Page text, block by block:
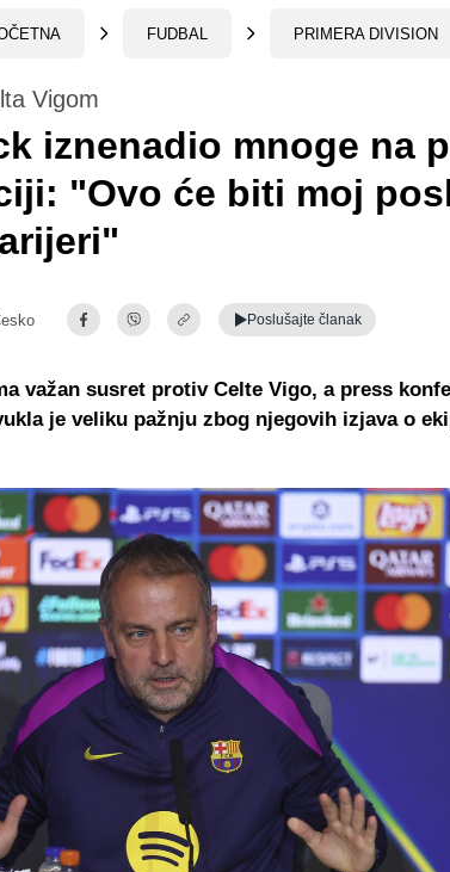
FUDBAL PRIMERA DIVISION
Vigom
iznenadio mnoge na
"Ovo će biti moj
Poslušajte članak
važan susret protiv Celte Vigo, a press
je veliku pažnju zbog njegovih izjava o